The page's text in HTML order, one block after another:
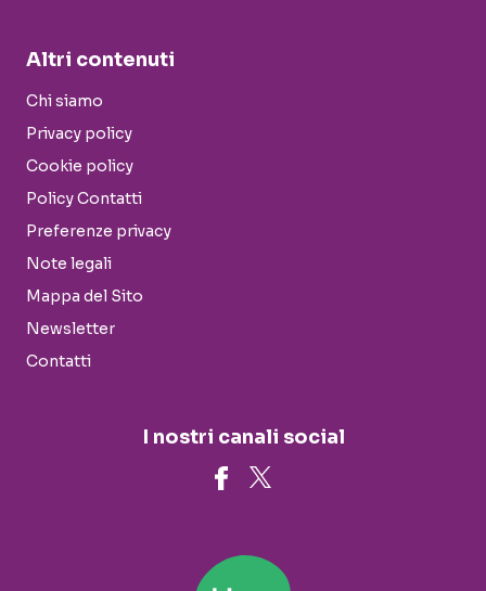
Altri contenuti
Chi siamo
Privacy policy
Cookie policy
Policy Contatti
Preferenze privacy
Note legali
Mappa del Sito
Newsletter
Contatti
I nostri canali social